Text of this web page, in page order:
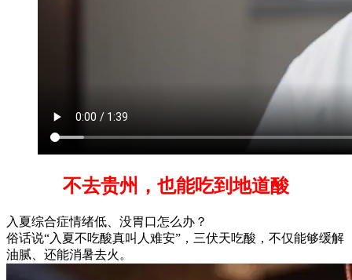
不去贵州，也能吃到地道酸
入夏综合症情绪低、没胃口怎么办？
俗话说“入夏不吃酸真叫人难安”，三伏天吃酸，不仅能够缓解
油腻、还能消暑去火。